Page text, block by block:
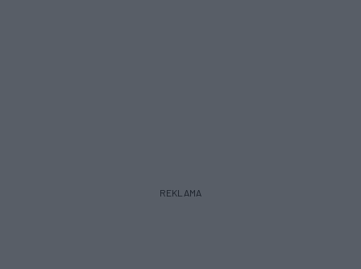
REKLAMA